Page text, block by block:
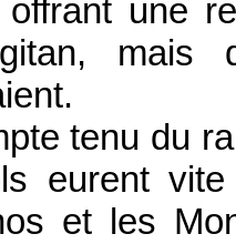
offrant une
mais
tenu du
eurent
et les